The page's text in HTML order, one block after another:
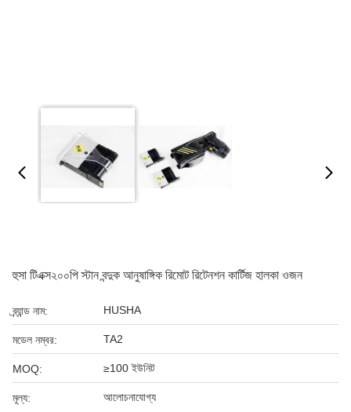
হুসা টিএক্স২০০পি স্টান বন্দুক আনুষাঙ্গিক রিমোট রিটেনশন কার্টিজ হালকা ওজন
ব্র্যান্ড নাম: HUSHA
মডেল নম্বর: TA2
MOQ: ≥100 ইউনিট
মূল্য: আলোচনাযোগ্য